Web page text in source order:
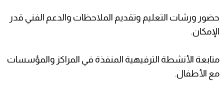
حضور ورشات التعليم وتقديم الملاحظات والدعم الفني قدر
الإمكان.
متابعة الأنشطة الترفيهية المنفذة في المراكز والمؤسسات
مع الأطفال.